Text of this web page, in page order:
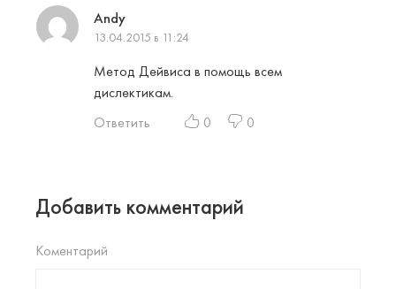
Andy
13.04.2015 в 11:24
Метод Дейвиса в помощь всем
дислектикам.
Ответить
0 0
Добавить комментарий
Коментарий